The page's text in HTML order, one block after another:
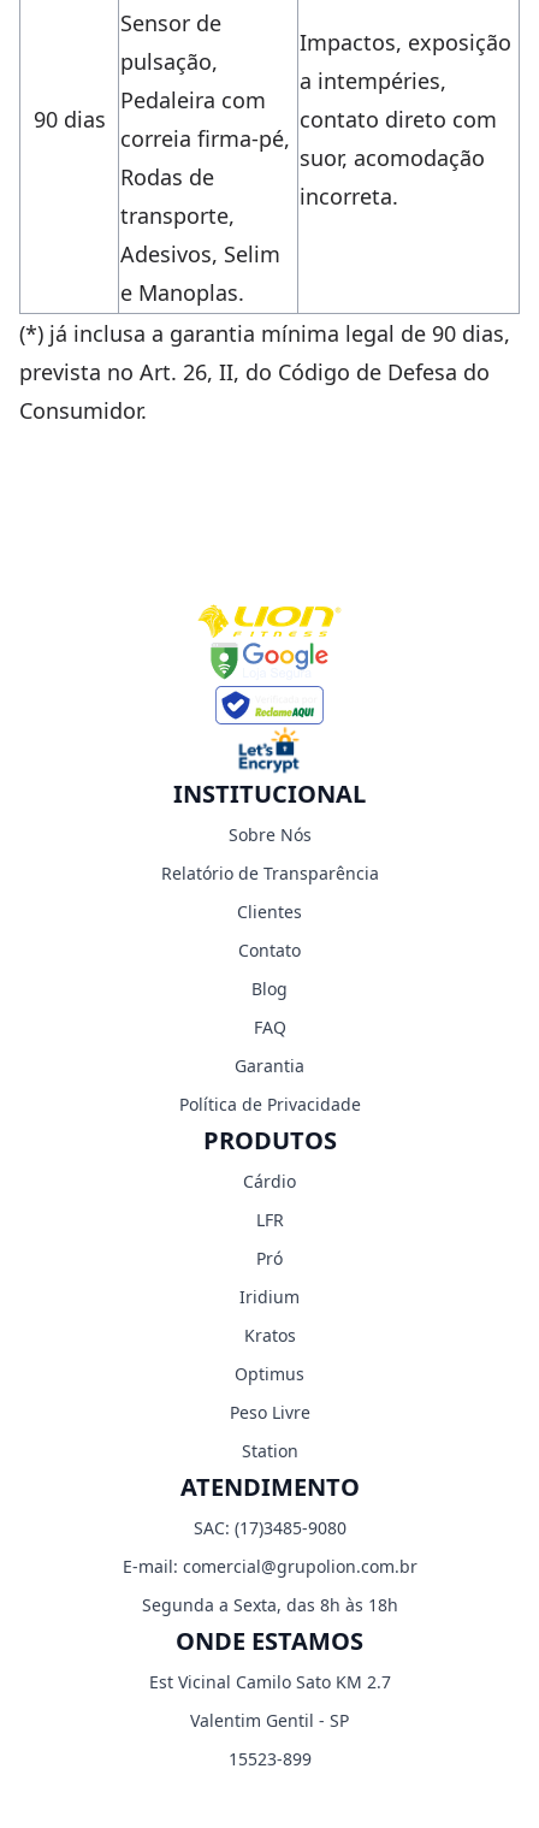
90 dias
Sensor de
pulsação,
Pedaleira com
correia firma-pé,
Rodas de
transporte,
Adesivos, Selim
e Manoplas.
Impactos, exposição
a intempéries,
contato direto com
suor, acomodação
incorreta.
(*) já inclusa a garantia mínima legal de 90 dias,
prevista no Art. 26, II, do Código de Defesa do
Consumidor.
INSTITUCIONAL
Sobre Nós
Relatório de Transparência
Clientes
Contato
Blog
FAQ
Garantia
Política de Privacidade
PRODUTOS
Cárdio
LFR
Pró
Iridium
Kratos
Optimus
Peso Livre
Station
ATENDIMENTO
SAC: (17)3485-9080
E-mail: comercial@grupolion.com.br
Segunda a Sexta, das 8h às 18h
ONDE ESTAMOS
Est Vicinal Camilo Sato KM 2.7
Valentim Gentil - SP
15523-899